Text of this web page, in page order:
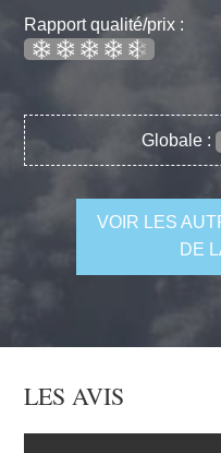
Rapport qualité/prix :
Globale :
VOIR LES
DE
LES AVIS